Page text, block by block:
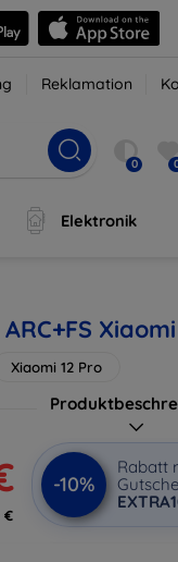
Reklamation
0
Elektronik
Xiaomi 12 Pro
€
-10%
Rabatt